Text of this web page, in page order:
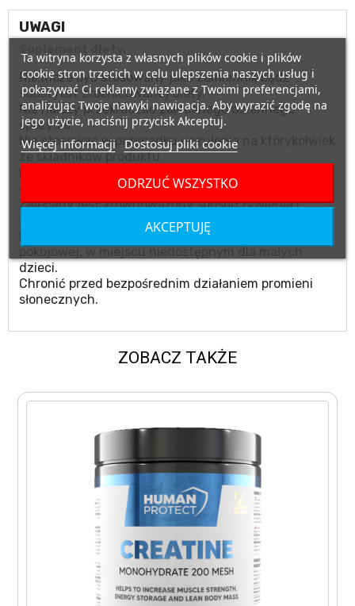
UWAGI
Nie może być stosowany jako zamiennik bądź
substytut zróżnicowanej diety.
Nie należy przekraczać zalecanego dziennego
spożycia.
Nie stosować w przypadku uczulenia na którykolwiek
ze składników produktu.
Produktu nie należy podawać matkom karmiącym
oraz kobietom w ciąży.
Zalecany jest zrównoważony sposób żywienia i
Przechowywać w suchym miejscu, w temperaturze
dzieci.
Chronić przed bezpośrednim działaniem promieni
słonecznych.
ZOBACZ TAKŻE
Ta witryna korzysta z własnych plików cookie i plików
cookie stron trzecich w celu ulepszenia naszych usług i
pokazywać Ci reklamy związane z Twoimi preferencjami,
analizując Twoje nawyki nawigacja. Aby wyrazić zgodę na
jego użycie, naciśnij przycisk Akceptuj.
Więcej informacji Dostosuj pliki cookie
ODRZUĆ WSZYSTKO
AKCEPTUJĘ